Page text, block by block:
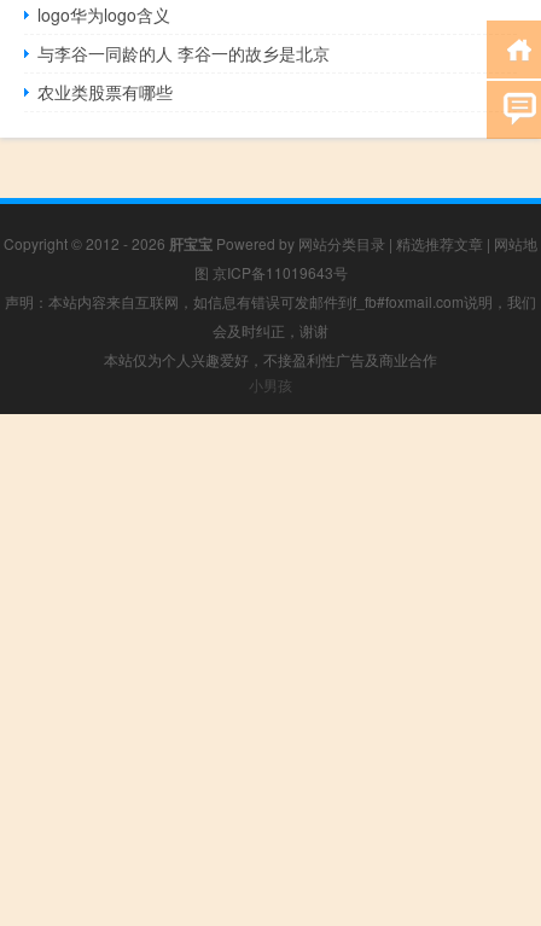
logo华为logo含义
与李谷一同龄的人 李谷一的故乡是北京
农业类股票有哪些
Copyright © 2012 - 2026 肝宝宝 Powered by 网站分类目录 | 精选推荐文章 | 网站地
图 京ICP备11019643号
声明：本站内容来自互联网，如信息有错误可发邮件到f_fb#foxmail.com说明，我们
会及时纠正，谢谢
本站仅为个人兴趣爱好，不接盈利性广告及商业合作
小男孩